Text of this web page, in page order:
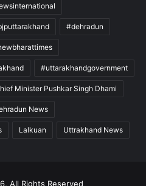
#dehradun
#uttarakhandgovernment
Minister Pushkar Singh Dhami
News
Lalkuan Uttrakhand News
All Rights Reserved